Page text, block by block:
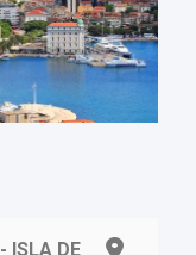
- ISLA DE